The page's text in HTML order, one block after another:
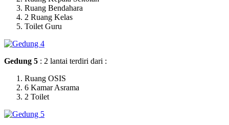
Ruang Bendahara
2 Ruang Kelas
Toilet Guru
Gedung 5 : 2 lantai terdiri dari :
Ruang OSIS
6 Kamar Asrama
2 Toilet